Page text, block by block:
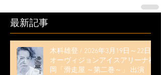
最新記事
木科雄登 / 2026年3月19日～22日
オーヴィジョンアイスアリーナ福
岡「滑走屋 ～第二巻～」 出演